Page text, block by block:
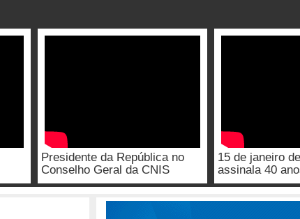
Presidente da República no
Conselho Geral da CNIS
15 de janeiro
assinala 40